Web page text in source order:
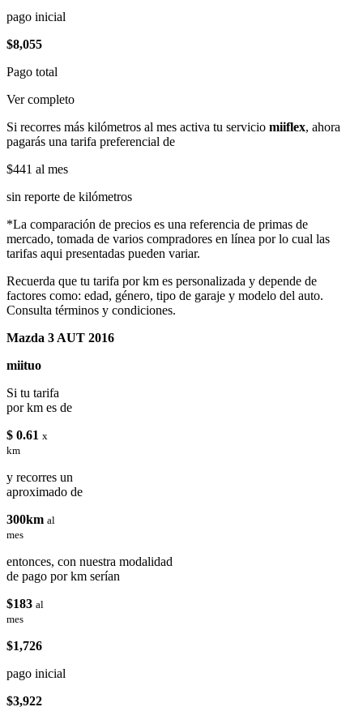
pago inicial
$8,055
Pago total
Ver completo
Si recorres más kilómetros al mes activa tu servicio miiflex, ahora
pagarás una tarifa preferencial de
$441 al mes
sin reporte de kilómetros
*La comparación de precios es una referencia de primas de
mercado, tomada de varios compradores en línea por lo cual las
tarifas aqui presentadas pueden variar.
Recuerda que tu tarifa por km es personalizada y depende de
factores como: edad, género, tipo de garaje y modelo del auto.
Consulta términos y condiciones.
Mazda 3 AUT 2016
miituo
Si tu tarifa
por km es de
$ 0.61 x
km
y recorres un
aproximado de
300km al
mes
entonces, con nuestra modalidad
de pago por km serían
$183 al
mes
$1,726
pago inicial
$3,922